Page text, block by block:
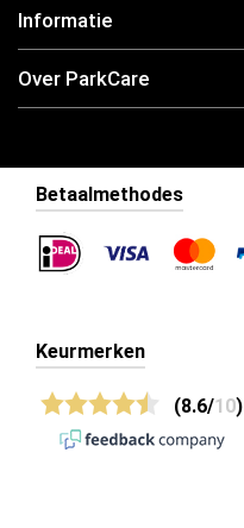
Informatie
Over ParkCare
Betaalmethodes
Keurmerken
(8.6/10)